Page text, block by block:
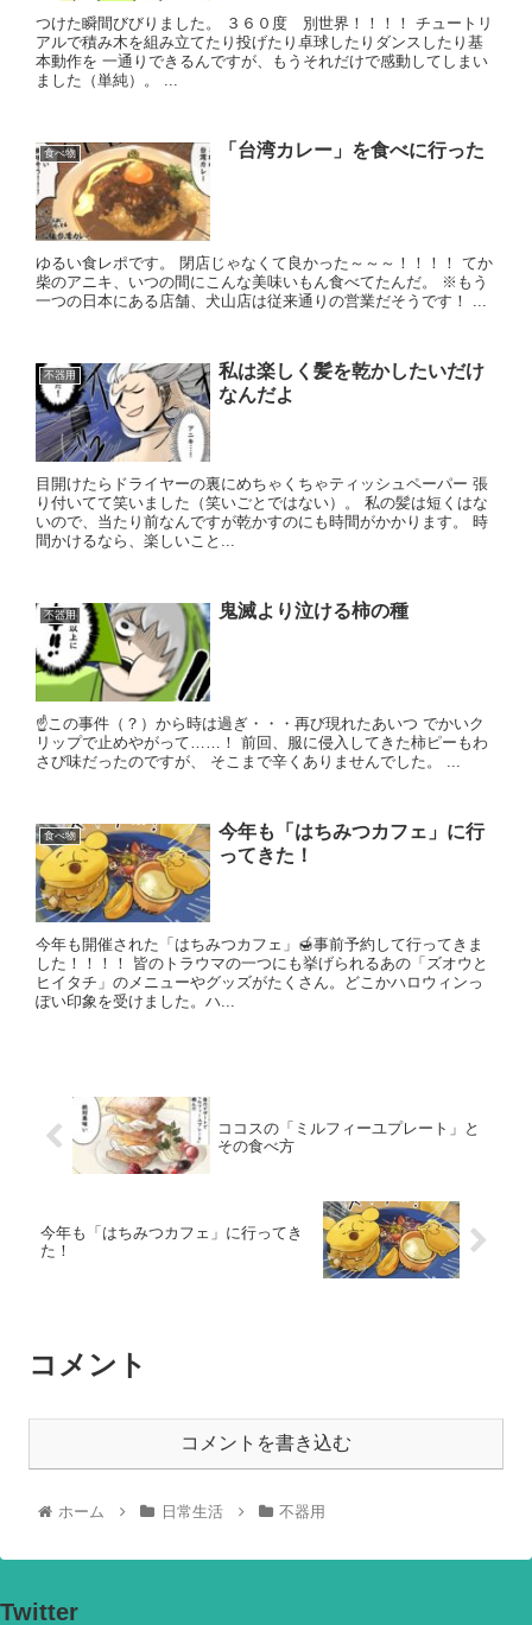
つけた瞬間びびりました。 ３６０度 別世界！！！！ チュートリ
アルで積み木を組み立てたり投げたり卓球したりダンスしたり基
本動作を 一通りできるんですが、もうそれだけで感動してしまい
ました（単純）。 ...
食べ物 「台湾カレー」を食べに行った
ゆるい食レポです。 閉店じゃなくて良かった～～～！！！！ てか
柴のアニキ、いつの間にこんな美味いもん食べてたんだ。 ※もう
一つの日本にある店舗、犬山店は従来通りの営業だそうです！ ...
不器用
私は楽しく髪を乾かしたいだけ
なんだよ
目開けたらドライヤーの裏にめちゃくちゃティッシュペーパー 張
り付いてて笑いました（笑いごとではない）。 私の髪は短くはな
いので、当たり前なんですが乾かすのにも時間がかかります。 時
間かけるなら、楽しいこと...
不器用 鬼滅より泣ける柿の種
☝この事件（？）から時は過ぎ・・・再び現れたあいつ でかいク
リップで止めやがって……！ 前回、服に侵入してきた柿ピーもわ
さび味だったのですが、 そこまで辛くありませんでした。 ...
食べ物
今年も「はちみつカフェ」に行
ってきた！
今年も開催された「はちみつカフェ」🍯事前予約して行ってきま
した！！！！ 皆のトラウマの一つにも挙げられるあの「ズオウと
ヒイタチ」のメニューやグッズがたくさん。どこかハロウィンっ
ぽい印象を受けました。ハ...
ココスの「ミルフィーユプレート」と
その食べ方
今年も「はちみつカフェ」に行ってき
た！
コメント
コメントを書き込む
ホーム 日常生活 不器用
Twitter